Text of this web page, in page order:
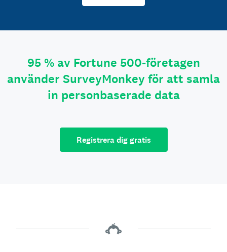
95 % av Fortune 500-företagen
använder SurveyMonkey för att samla
in personbaserade data
Registrera dig gratis